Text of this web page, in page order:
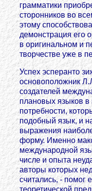
грамматики
сторонников во
этому
демонстрация его
в оригинальном и
творчестве уже в
Успех эсперанто
основоположник
создателей
плановых языков в
потребности,
подобный язык, и
выражения
форму. Именно
международной
числе и опыта
авторы которых
считались, - помог
теоретической